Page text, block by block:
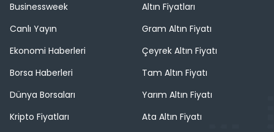
Businessweek
Canlı Yayın
Ekonomi Haberleri
Borsa Haberleri
Dünya Borsaları
Kripto Fiyatları
Altın Fiyatları
Gram Altın Fiyatı
Çeyrek Altın Fiyatı
Tam Altın Fiyatı
Yarım Altın Fiyatı
Ata Altın Fiyatı